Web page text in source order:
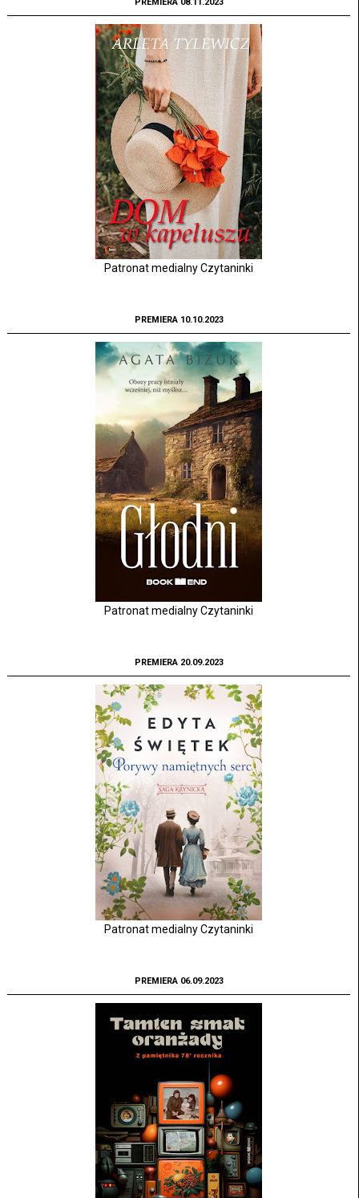
PREMIERA 08.11.2023
Patronat medialny Czytaninki
PREMIERA 10.10.2023
Patronat medialny Czytaninki
PREMIERA 20.09.2023
Patronat medialny Czytaninki
PREMIERA 06.09.2023